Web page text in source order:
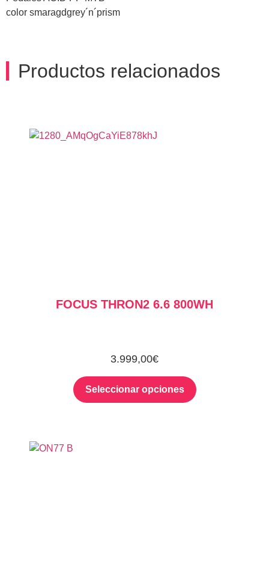
color smaragdgrey´n´prism
Productos relacionados
FOCUS THRON2 6.6 800WH
3.999,00€
Seleccionar opciones